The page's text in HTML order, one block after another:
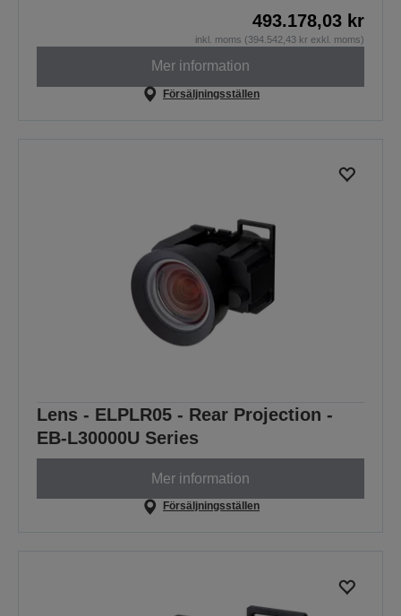
493.178,03 kr
inkl. moms (394.542,43 kr exkl. moms)
Mer information
Försäljningsställen
Lens - ELPLR05 - Rear Projection -
EB-L30000U Series
Mer information
Försäljningsställen